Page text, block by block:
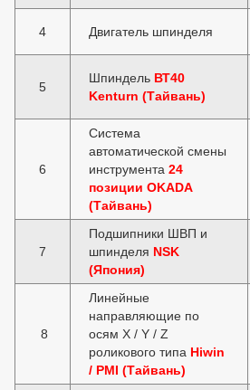
4 Двигатель шпинделя
5
Шпиндель ВТ40
Kenturn (Тайвань)
6
Система
автоматической смены
инструмента 24
позиции ОKADA
(Тайвань)
7
Подшипники ШВП и
шпинделя NSK
(Япония)
8
Линейные
направляющие по
осям X / Y / Z
роликового типа Hiwin
/ PMI (Тайвань)